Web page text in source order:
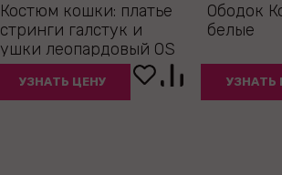
Костюм кошки: платье
стринги галстук и
ушки леопардовый OS
УЗНАТЬ ЦЕНУ
Ободок
белые
УЗНАТЬ